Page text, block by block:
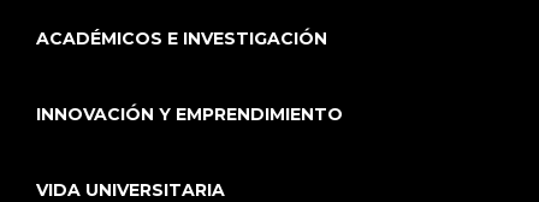
ACADÉMICOS E INVESTIGACIÓN
INNOVACIÓN Y EMPRENDIMIENTO
VIDA UNIVERSITARIA